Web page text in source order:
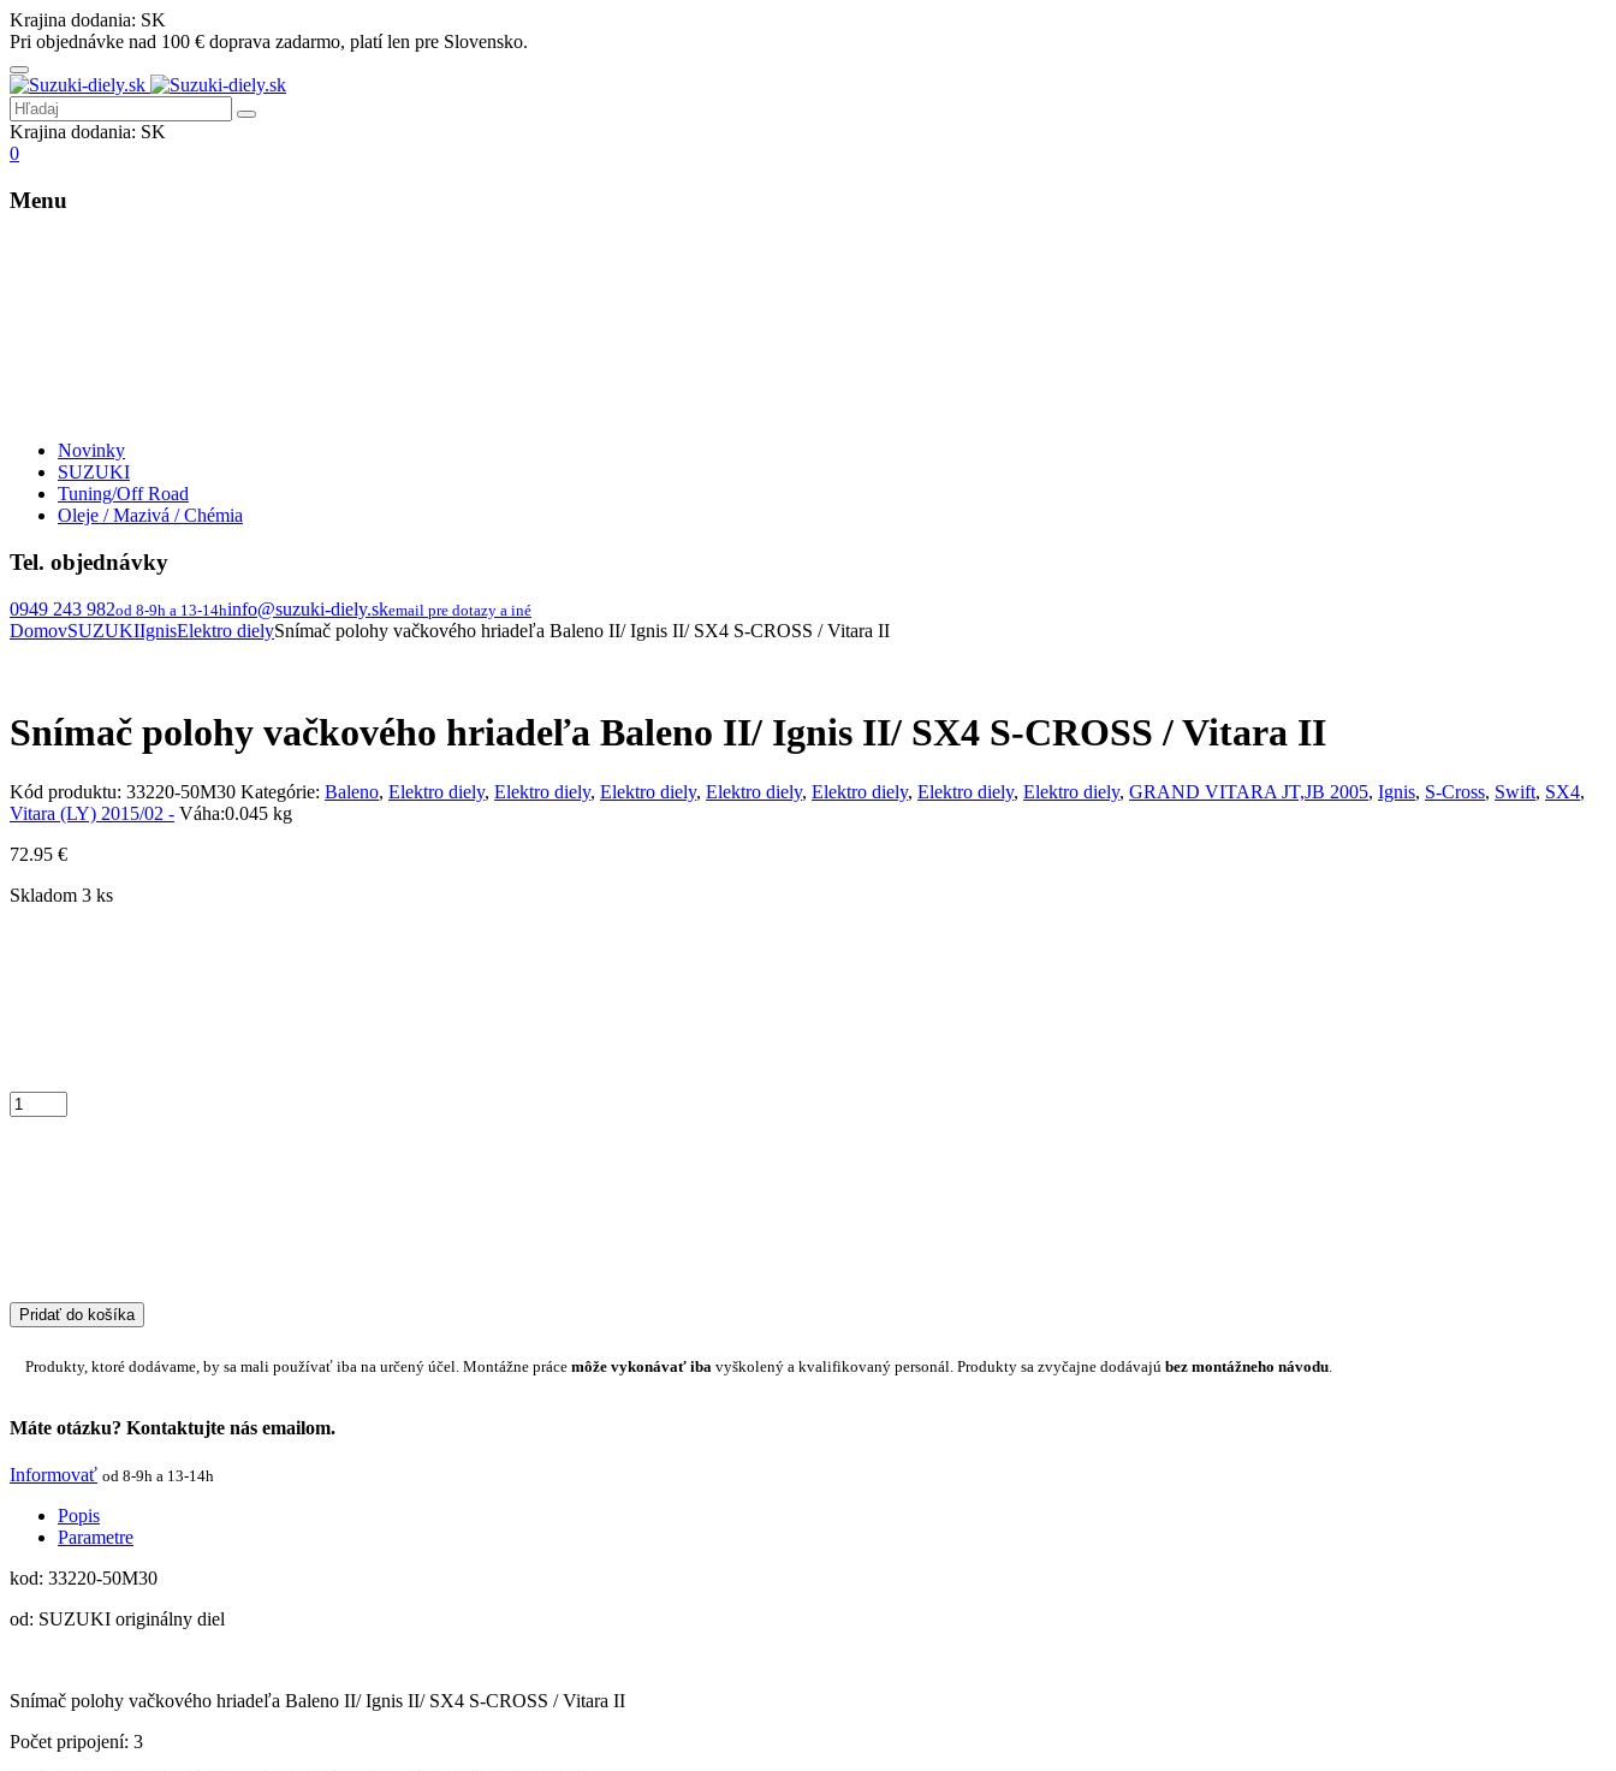
Krajina dodania: SK
Pri objednávke nad 100 € doprava zadarmo, platí len pre Slovensko.
Krajina dodania: SK
0
Menu
Novinky
SUZUKI
Tuning/Off Road
Oleje / Mazivá / Chémia
Tel. objednávky
0949 243 982od 8-9h a 13-14hinfo@suzuki-diely.skemail pre dotazy a iné
DomovSUZUKIIgnisElektro dielySnímač polohy vačkového hriadeľa Baleno II/ Ignis II/ SX4 S-CROSS / Vitara II
Snímač polohy vačkového hriadeľa Baleno II/ Ignis II/ SX4 S-CROSS / Vitara II
Kód produktu: 33220-50M30 Kategórie: Baleno, Elektro diely, Elektro diely, Elektro diely, Elektro diely, Elektro diely, Elektro diely, Elektro diely, GRAND VITARA JT,JB 2005, Ignis, S-Cross, Swift, SX4,
Vitara (LY) 2015/02 - Váha:0.045 kg
72.95 €
Skladom 3 ks
Pridať do košíka
Produkty, ktoré dodávame, by sa mali používať iba na určený účel. Montážne práce môže vykonávať iba vyškolený a kvalifikovaný personál. Produkty sa zvyčajne dodávajú bez montážneho návodu
Máte otázku? Kontaktujte nás emailom.
Informovať od 8-9h a 13-14h
Popis
Parametre
kod: 33220-50M30
od: SUZUKI originálny diel
Snímač polohy vačkového hriadeľa Baleno II/ Ignis II/ SX4 S-CROSS / Vitara II
Počet pripojení: 3